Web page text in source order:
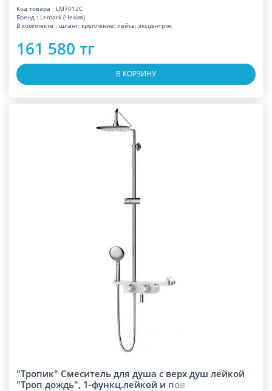
Код товара : LM7012С
Бренд : Lemark (Чехия)
В комплекте : шланг; крепление; лейка; эксцентрик
161 580 тг
В КОРЗИНУ
"Тропик" Смеситель для душа с верх душ лейкой
"Троп дождь", 1-функц.лейкой и пов.